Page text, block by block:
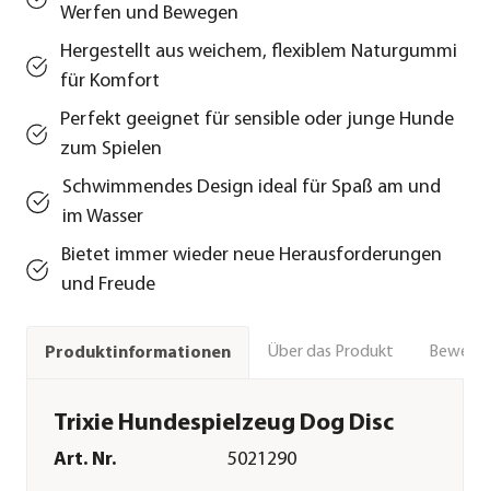
Werfen und Bewegen
Hergestellt aus weichem, flexiblem Naturgummi
für Komfort
Perfekt geeignet für sensible oder junge Hunde
zum Spielen
Schwimmendes Design ideal für Spaß am und
im Wasser
Bietet immer wieder neue Herausforderungen
und Freude
Produktinformationen Über das Produkt
Trixie Hundespielzeug Dog Disc
Art. Nr. 5021290